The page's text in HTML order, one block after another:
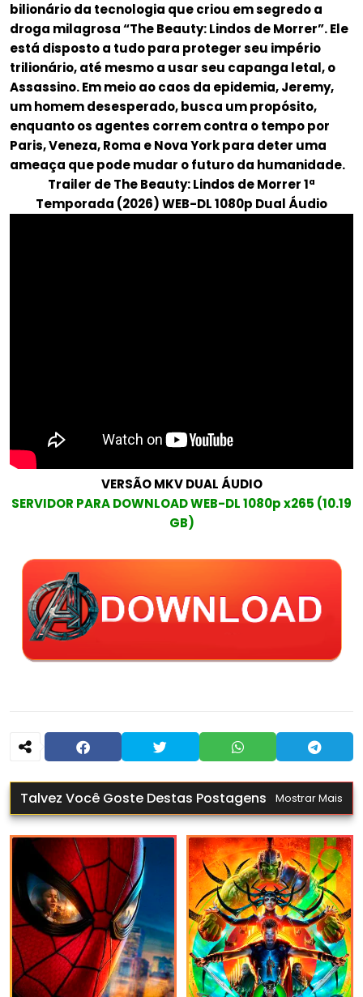
bilionário da tecnologia que criou em segredo a
droga milagrosa “The Beauty: Lindos de Morrer”. Ele
está disposto a tudo para proteger seu império
trilionário, até mesmo a usar seu capanga letal, o
Assassino. Em meio ao caos da epidemia, Jeremy,
um homem desesperado, busca um propósito,
enquanto os agentes correm contra o tempo por
Paris, Veneza, Roma e Nova York para deter uma
ameaça que pode mudar o futuro da humanidade.
Trailer de The Beauty: Lindos de Morrer 1ª
Temporada (2026) WEB-DL 1080p Dual Áudio
VERSÃO MKV DUAL ÁUDIO
SERVIDOR PARA DOWNLOAD WEB-DL 1080p x265 (10.19
GB)
Talvez Você Goste Destas Postagens Mostrar Mais